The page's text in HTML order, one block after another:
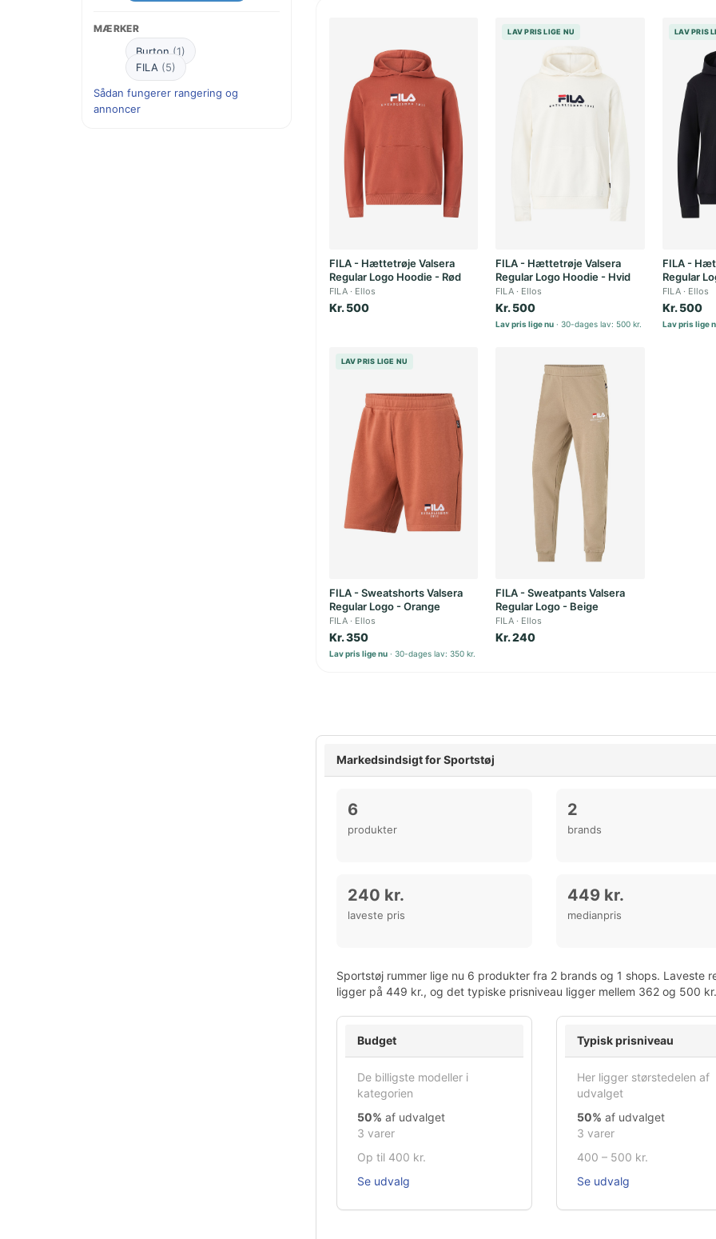
MÆRKER
Burton (1)
FILA (5)
Sådan fungerer rangering og
annoncer
FILA - Hættetrøje Valsera
Regular Logo Hoodie - Rød
FILA Ellos
Kr. 500
LAV PRIS LIGE NU
FILA - Hættetrøje Valsera
Regular Logo Hoodie - Hvid
FILA Ellos
Kr. 500
Lav pris lige nu 30-dages lav: 500 kr.
LAV PRIS
FILA -
Regular
FILA Ellos
Kr. 500
Lav pris lige
LAV PRIS LIGE NU
FILA - Sweatshorts Valsera
Regular Logo - Orange
FILA Ellos
Kr. 350
Lav pris lige nu 30-dages lav: 350 kr.
FILA - Sweatpants Valsera
Regular Logo - Beige
FILA Ellos
Kr. 240
Markedsindsigt for Sportstøj
6
produkter
2
brands
240 kr.
laveste pris
449 kr.
medianpris
Sportstøj rummer lige nu 6 produkter fra 2 brands og 1 shops. Laveste
ligger på 449 kr., og det typiske prisniveau ligger mellem 362 og 500 kr.
Budget
De billigste modeller i
kategorien
50% af udvalget
3 varer
Op til 400 kr.
Se udvalg
Typisk prisniveau
Her ligger størstedelen af
udvalget
50% af udvalget
3 varer
400 – 500 kr.
Se udvalg